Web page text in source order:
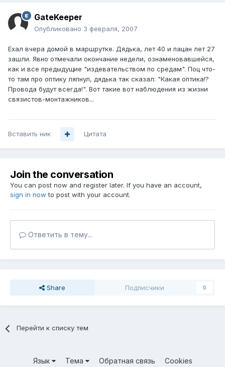
GateKeeper
Опубликовано 3 февраля, 2007
Ехал вчера домой в маршрутке. Дядька, лет 40 и пацан лет 27
зашли. Явно отмечали окончание недели, ознаменовавшейся,
как и все предыдущие "издевательством по средам". Поц что-
то там про оптику ляпнул, дядька так сказал: "Какая оптика!?
Провода будут всегда!". Вот такие вот наблюдения из жизни
связистов-монтажников...
Вставить ник Цитата
Join the conversation
You can post now and register later. If you have an account,
sign in now to post with your account.
Ответить в тему...
Share Подписчики 0
Перейти к списку тем
Язык Тема Обратная связь Cookies